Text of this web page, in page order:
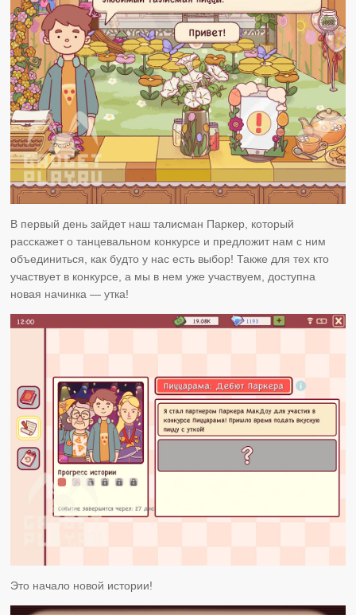
В первый день зайдет наш талисман Паркер, который
расскажет о танцевальном конкурсе и предложит нам с ним
объединиться, как будто у нас есть выбор! Также для тех кто
участвует в конкурсе, а мы в нем уже участвуем, доступна
новая начинка — утка!
Это начало новой истории!